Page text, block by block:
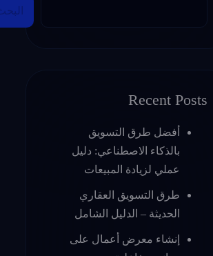
Recent Posts
أفضل طرق التسويق
بالذكاء الاصطناعي: دليل
عملي لزيادة المبيعات
طرق التسويق العقاري
الحديثة – الدليل الشامل
إنشاء معرض أعمال على